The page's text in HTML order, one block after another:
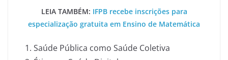
LEIA TAMBÉM: IFPB recebe inscrições para
especialização gratuita em Ensino de Matemática
Saúde Pública como Saúde Coletiva